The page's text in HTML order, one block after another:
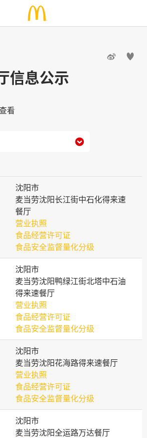
 
信息公示
看

沈阳市
麦当劳沈阳长江街中石化得来速
餐厅
营业执照
食品经营许可证
食品安全监督量化分级
沈阳市
麦当劳沈阳鸭绿江街北塔中石油
得来速餐厅
营业执照
食品经营许可证
食品安全监督量化分级
沈阳市
麦当劳沈阳花海路得来速餐厅
营业执照
食品经营许可证
食品安全监督量化分级
沈阳市
麦当劳沈阳全运路万达餐厅